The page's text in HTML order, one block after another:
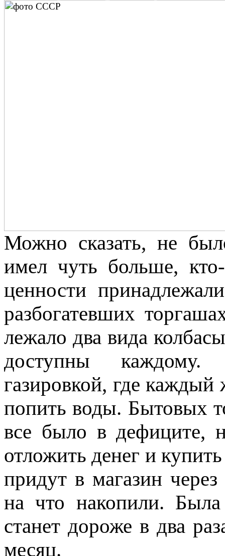
Можно сказать, не
имел чуть больше,
ценности
разбогатевших
лежало два вида
доступны
газировкой, где
попить воды. Бытовых
все было в дефиците,
отложить денег и
придут в магазин
на что накопили.
станет дороже в два
месяц.